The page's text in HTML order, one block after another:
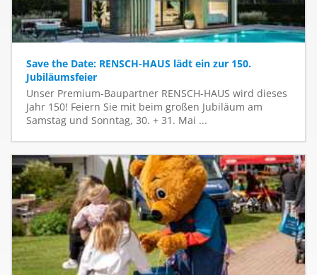
Save the Date: RENSCH-HAUS lädt ein zur 150.
Jubiläumsfeier
Unser Premium-Baupartner RENSCH-HAUS wird dieses
Jahr 150! Feiern Sie mit beim großen Jubiläum am
Samstag und Sonntag, 30. + 31. Mai ...